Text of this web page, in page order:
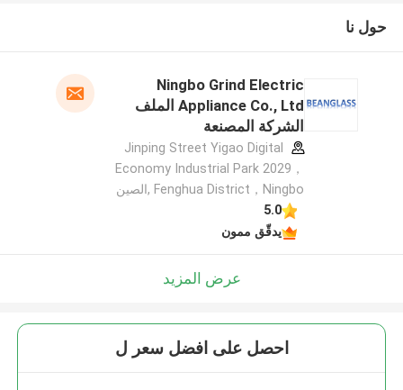
حول نا
Ningbo Grind Electric
Appliance Co., Ltd الملف
الشركة المصنعة
Jinping Street Yigao Digital
Economy Industrial Park 2029，
Fenghua District，Ningbo ,الصين
5.0
يدقّق ممون
عرض المزيد
احصل على افضل سعر ل